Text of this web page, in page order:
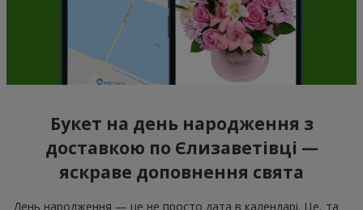
Букет на день народження з
доставкою по Єлизаветівці —
яскраве доповнення свята
День народження — це не просто дата в календарі. Це, та